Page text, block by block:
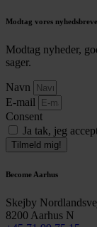
Modtag vores nyhedsbreve
Modtag nyheder,
sager.
Navn
E-mail
Consent
Ja tak, jeg
Tilmeld mig!
Become Aarhus
Skejby
8200 Aarhus N